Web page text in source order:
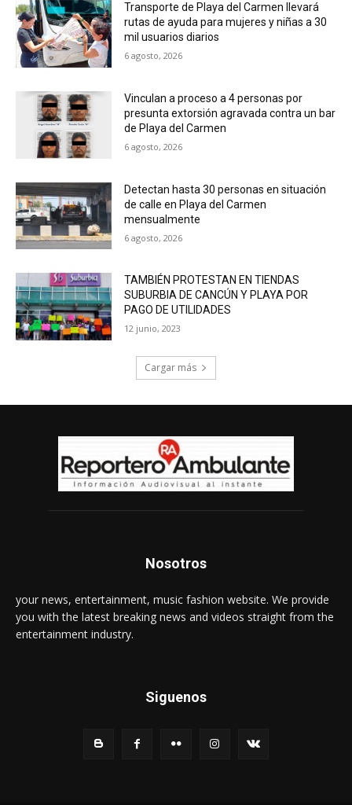
Transporte de Playa del Carmen llevará
rutas de ayuda para mujeres y niñas a 30
mil usuarios diarios
6 agosto, 2026
Vinculan a proceso a 4 personas por
presunta extorsión agravada contra un bar
de Playa del Carmen
6 agosto, 2026
Detectan hasta 30 personas en situación
de calle en Playa del Carmen
mensualmente
6 agosto, 2026
TAMBIÉN PROTESTAN EN TIENDAS
SUBURBIA DE CANCÚN Y PLAYA POR
PAGO DE UTILIDADES
12 junio, 2023
Cargar más
Nosotros
your news, entertainment, music fashion website. We provide
you with the latest breaking news and videos straight from the
entertainment industry.
Siguenos